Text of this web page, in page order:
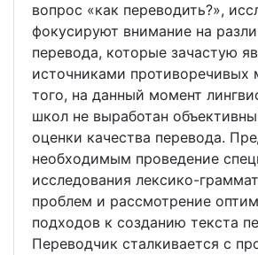
вопрос «как переводить?»,
фокусируют внимание на
перевода, которые зачастую
источниками противоречивых
того, на данный момент
школ не выработан
оценки качества перевода.
необходимым проведение
исследования лексико-
проблем и рассмотрение
подходов к созданию текста
Переводчик сталкивается с